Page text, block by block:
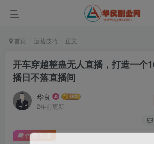
首页 运营技巧 正文
开车穿越整蛊无人直播，打造一个
播日不落直播间
华良
2年前更新
付费阅读